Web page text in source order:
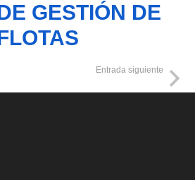
GESTIÓN DE
Entrada siguiente